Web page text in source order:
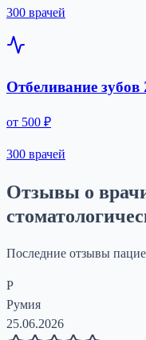
300 врачей
Отбеливание
от 500 ₽
300 врачей
Отзывы о
Последние отзывы
Р
Румия
25.06.2026